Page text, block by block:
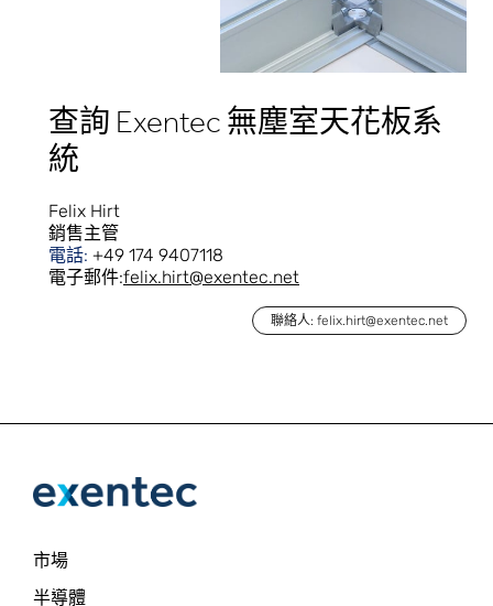
查詢 Exentec 無塵室天花板系
統
Felix Hirt
銷售主管
電話: +49 174 9407118
電子郵件:felix.hirt@exentec.net
聯絡人: felix.hirt@exentec.net
市場
半導體